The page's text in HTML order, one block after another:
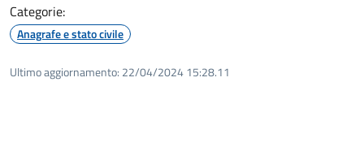
Categorie:
Anagrafe e stato civile
Ultimo aggiornamento: 22/04/2024 15:28.11